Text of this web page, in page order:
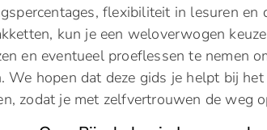
flexibiliteit in lesuren en
kun je een weloverwogen
en eventueel proeflessen te nemen
We hopen dat deze gids je helpt bij
zodat je met zelfvertrouwen de weg